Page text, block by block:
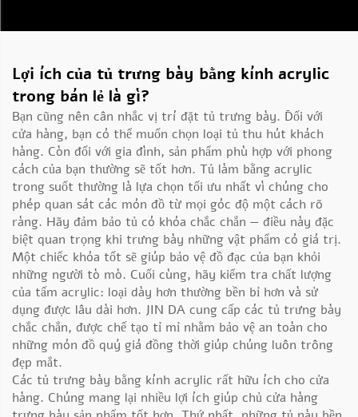
Lợi ích của tủ trưng bày bằng kính acrylic
trong bán lẻ là gì?
Bạn cũng nên cân nhắc vị trí đặt tủ trưng bày. Đối với
cửa hàng, bạn có thể muốn chọn loại tủ thu hút khách
hàng. Còn đối với gia đình, sản phẩm phù hợp với phong
cách của bạn thường sẽ tốt hơn. Tủ làm bằng acrylic
trong suốt thường là lựa chọn tối ưu nhất vì chúng cho
phép quan sát các món đồ từ mọi góc độ một cách rõ
ràng. Hãy đảm bảo tủ có khóa chắc chắn — điều này đặc
biệt quan trọng khi trưng bày những vật phẩm có giá trị.
Một chiếc khóa tốt sẽ giúp bảo vệ đồ đạc của bạn khỏi
những người tò mò. Cuối cùng, hãy kiểm tra chất lượng
của tấm acrylic: loại dày hơn thường bền bỉ hơn và sử
dụng được lâu dài hơn. JIN DA cung cấp các tủ trưng bày
chắc chắn, được chế tạo tỉ mỉ nhằm bảo vệ an toàn cho
những món đồ quý giá đồng thời giúp chúng luôn trông
đẹp mắt.
Các tủ trưng bày bằng kính acrylic rất hữu ích cho cửa
hàng. Chúng mang lại nhiều lợi ích giúp chủ cửa hàng